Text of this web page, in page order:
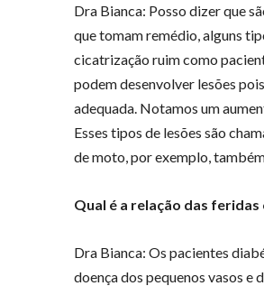
Dra Bianca: Posso dizer que
que tomam remédio, alguns
cicatrização ruim como
podem desenvolver lesões
adequada. Notamos um
Esses tipos de lesões são
de moto, por exemplo,
Qual é a relação das
Dra Bianca: Os pacientes
doença dos pequenos vasos